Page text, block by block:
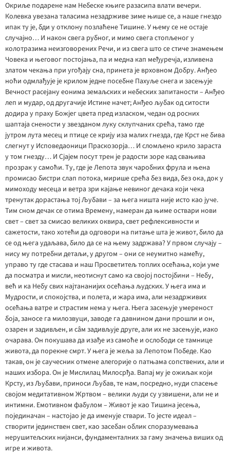
Окриље подарене нам Небеске књиге разасипа влати вечери.
Колевка увезана таласима незадрживе зиме њише се, а наше гнездо
ипак ту је, бди у отклону позлаћене Тишине. У њему се не остаје
случајно… И након свега рубног, и мимо свега стопљеног у
колотразима неизговорених Речи, и из свега што се стиче знамењем
Човека и његовог постојања, па и медна кап међуречја, изливена
златом чекања при угођају сна, принета је врховном Добру. Анђео
ноћи одмлађује је крилом једне посебне Пахуље снега и засењује
Вечност расејану еонима земаљских и небеских запитаности – Анђео
леп и мудар, од другачије Истине начет; Анђео љубак од ситости
додира у праху Божјег цвета пред изласком, чедан од росних
шаптаја снености у звезданом луку склупчаних срећа, тамо где
јутром лута месец и птице се крију иза малих гнезда, где Крст не бива
слегнут у Исповедаоници Праскозорја… И сломљено крило зараста
у том гнезду… И Сјајем посут трен је радости зоре кад свањива
прозрак у самоћи. Ту, где је Лепота звук чаробних фрула и њена
промисао бистри слап потока, мирише срећа без вида, без ока, док у
мимоходу месеца и ветра зри кајање невиног дечака који чека
тренутак дорастања тој Љубави – за њега ништа није исто као јуче.
Тим сном дечак се отима Времену, намеран да њиме оствари нови
свет – свет за смисао великих оквира, свет рефлексивности и
сажетости, тако хотећи да одговори на питање шта је живот, било да
се од њега удаљава, било да се на њему задржава? У првом случају –
нису му потребни детаљи, у другом – они се неумитно намећу,
управо ту где стасава и наш Просветитељ топлих осећања, који уме
да посматра и мисли, неотиснут само ка својој постојбини – Небу,
већ и ка Небу свих најтананијих осећања људских. У њега има и
Мудрости, и спокојства, и полета, и жара има, али незадрживих
осећања ватре и страстим нема у њега. Њега засењује умереност
боја, заносе га милозвуци, заводе га давнином дани прошли и он,
озарен и задивљен, и сâм задивљује друге, али их не засењује, иако
очарава. Он покушава да изађе из самоће и ослободи се тамнице
живота, да порекне смрт. У њега је жеља за Лепотом Победе. Као
такав, он је саучесник отмене алегорије о патњама сопствених, али и
наших избора. Он је Мислилац Милосрђа. Вапај му је ожиљак који
Крсту, из Љубави, приноси Љубав, те нам, посредно, нуди спасење
својом медитативном Жртвом – велики људи су узвишени, али не и
интимни. Емотивном фабулом – Живот је као Тишина јесења,
појединачан – настојао је да именује ствари. То јесте идеал –
створити јединствен свет, као засебан облик споразумевања
нерушитељских нијанси, фундаменталних за гаму значења виших од
игре и живота.